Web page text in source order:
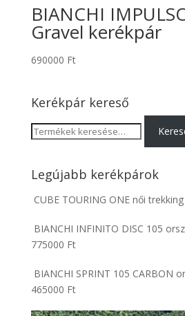
BIANCHI
Gravel kerékpár
690000 Ft
Kerékpár kereső
Keresés
a
Legújabb kerékpárok
CUBE TOURING ONE női
BIANCHI INFINITO DISC 105
775000 Ft
BIANCHI SPRINT 105 CARBON
465000 Ft